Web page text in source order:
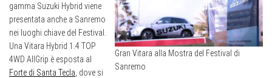
Gran Vitara alla Mostra del Festival di
Sanremo
gamma Suzuki Hybrid viene
presentata anche a Sanremo
nei luoghi chiave del Festival.
Una Vitara Hybrid 1.4 TOP
4WD AllGrip è esposta al
Forte di Santa Tecla , dove si